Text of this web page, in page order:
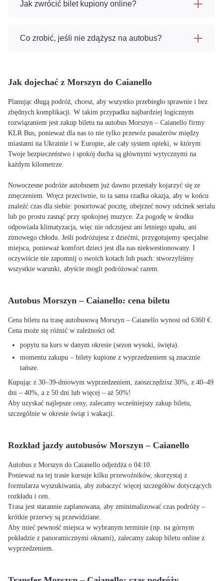
Jak zwrócić bilet kupiony online?
Co zrobić, jeśli nie zdążysz na autobus?
Jak dojechać z Morszyn do Caianello
Planując długą podróż, chcesz, aby wszystko przebiegło sprawnie i bez
zbędnych komplikacji. W takim przypadku najbardziej logicznym
rozwiązaniem jest zakup biletu na autobus Morszyn – Caianello firmy
KLR Bus, ponieważ dla nas to nie tylko przewóz pasażerów między
miastami na Ukrainie i w Europie, ale cały system opieki, w którym
Twoje bezpieczeństwo i spokój ducha są głównymi wytycznymi na
każdym kilometrze.
Nowoczesne podróże autobusem już dawno przestały kojarzyć się ze
zmęczeniem. Wręcz przeciwnie, to ta sama rzadka okazja, aby w końcu
znaleźć czas dla siebie: posortować pocztę, obejrzeć nowy odcinek serialu
lub po prostu zasnąć przy spokojnej muzyce. Za pogodę w środku
odpowiada klimatyzacja, więc nie odczujesz ani letniego upału, ani
zimowego chłodu. Jeśli podróżujesz z dziećmi, przygotujemy specjalne
miejsca, ponieważ komfort dzieci jest dla nas niekwestionowany. I
oczywiście nie zapomnij o swoich kotach lub psach: stworzyliśmy
wszystkie warunki, abyście mogli podróżować razem.
Autobus Morszyn – Caianello: cena biletu
Cena biletu na trasę autobusową Morszyn – Caianello wynosi od 6360 €.
Cena może się różnić w zależności od:
popytu na kurs w danym okresie (sezon wysoki, święta).
momentu zakupu – bilety kupione z wyprzedzeniem są znacznie
tańsze.
Kupując z 30–39-dniowym wyprzedzeniem, zaoszczędzisz 30%, z 40–49
dni – 40%, a z 50 dni lub więcej – aż 50%!
Aby uzyskać najlepsze ceny, zalecamy wcześniejszy zakup biletu,
szczególnie w okresie świąt i wakacji.
Rozkład jazdy autobusów Morszyn – Caianello
Autobus z Morszyn do Caianello odjeżdża o 04:10.
Ponieważ na tej trasie kursuje kilku przewoźników, skorzystaj z
formularza wyszukiwania, aby zobaczyć więcej szczegółów dotyczących
rozkładu i cen.
Trasa jest starannie zaplanowana, aby zminimalizować czas podróży –
krótkie przerwy są przewidziane.
Aby mieć pewność miejsca w wybranym terminie (np. na górnym
pokładzie z panoramicznymi oknami), zalecamy zakup biletu online z
wyprzedzeniem.